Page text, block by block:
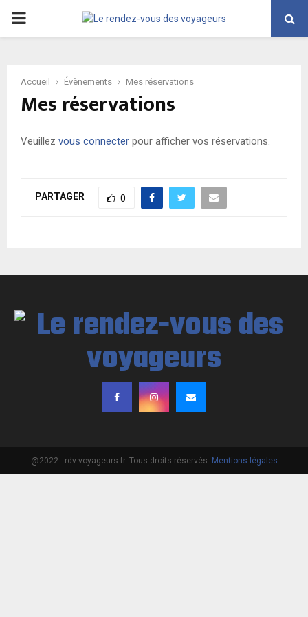
PRIMARY
Accueil Évènements Mes réservations
Mes réservations
Veuillez vous connecter pour afficher vos réservations.
PARTAGER 0
@2022 - rdv-voyageurs.fr. Tous droits réservés. Mentions légales